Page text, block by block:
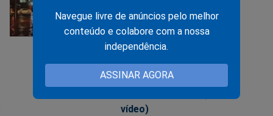
Navegue livre de anúncios pelo melhor
conteúdo e colabore com a nossa
independência.
ASSINAR AGORA
13/05/2024
Tremores de terra em
Caxias do Sul na Serra
Gaúcha assustam ainda
vídeo)